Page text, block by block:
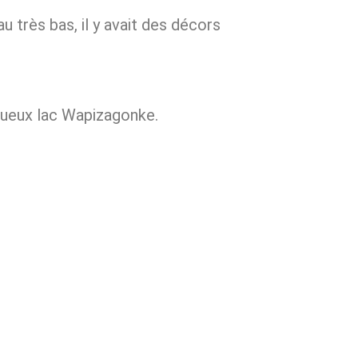
très bas, il y avait des décors
lac Wapizagonke.